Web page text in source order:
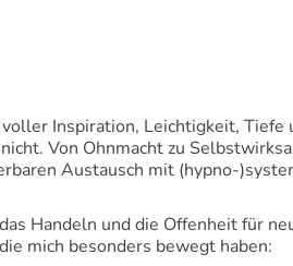
Inspiration, Leichtigkeit, Tiefe
Von Ohnmacht zu
Austausch mit (hypno-
Handeln und die Offenheit für
mich besonders bewegt haben: